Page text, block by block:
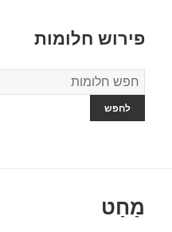
פירוש חלומות
מילון
החלומות
מַחַט